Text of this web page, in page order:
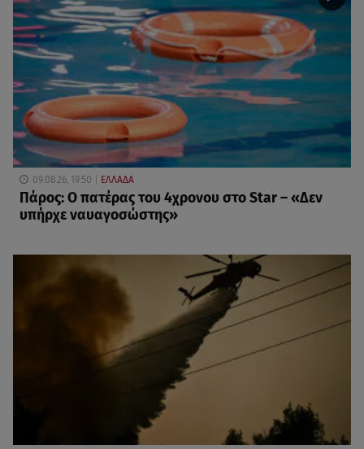
09.08.26, 19:50 ΕΛΛΑΔΑ
Πάρος: Ο πατέρας του 4χρονου στο Star – «Δεν
υπήρχε ναυαγοσώστης»